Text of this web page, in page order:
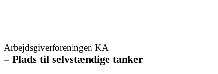
Arbejdsgiverforeningen KA
–Plads til selvstændige tanker